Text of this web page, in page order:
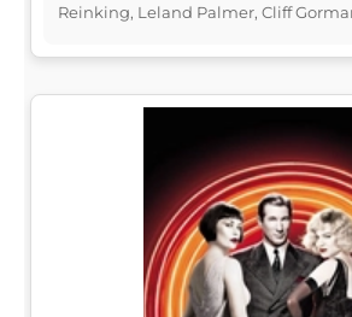
Reinking, Leland Palmer, Cliff